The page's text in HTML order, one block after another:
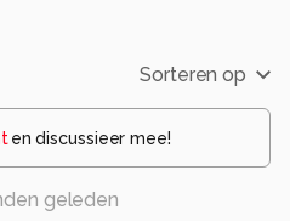
Sorteren op
en discussieer mee!
geleden